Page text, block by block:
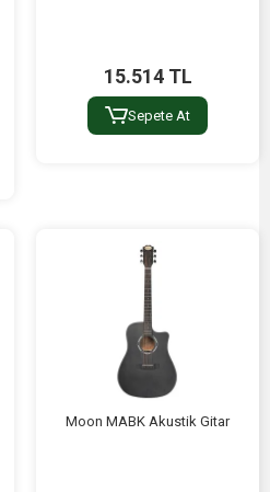
15.514 TL
Sepete At
Moon MABK Akustik Gitar